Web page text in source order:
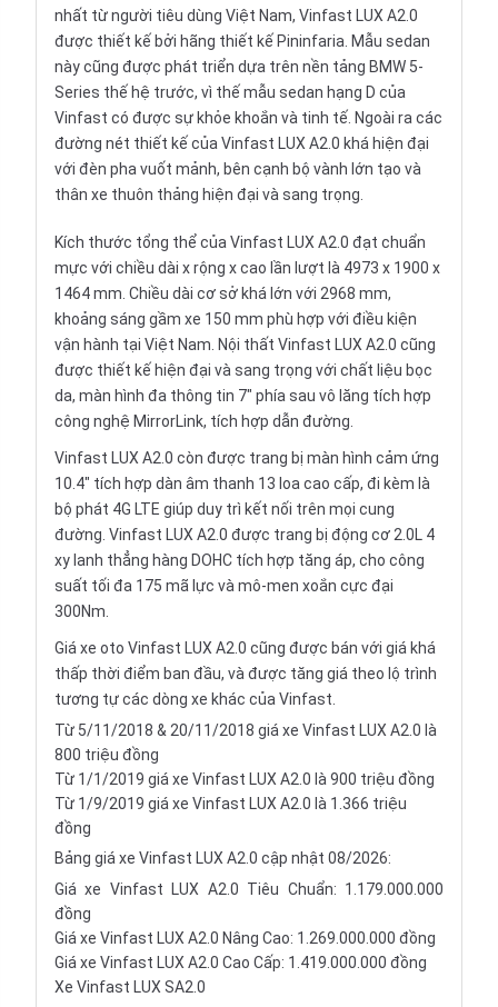
nhất từ người tiêu dùng Việt Nam, Vinfast LUX A2.0
được thiết kế bởi hãng thiết kế Pininfaria. Mẫu sedan
này cũng được phát triển dựa trên nền tảng BMW 5-
Series thế hệ trước, vì thế mẫu sedan hạng D của
Vinfast có được sự khỏe khoắn và tinh tế. Ngoài ra các
đường nét thiết kế của Vinfast LUX A2.0 khá hiện đại
với đèn pha vuốt mảnh, bên cạnh bộ vành lớn tạo và
thân xe thuôn thảng hiện đại và sang trọng.
Kích thước tổng thể của Vinfast LUX A2.0 đạt chuẩn
mực với chiều dài x rộng x cao lần lượt là 4973 x 1900 x
1464 mm. Chiều dài cơ sở khá lớn với 2968 mm,
khoảng sáng gầm xe 150 mm phù hợp với điều kiện
vận hành tại Việt Nam. Nội thất Vinfast LUX A2.0 cũng
được thiết kế hiện đại và sang trọng với chất liệu bọc
da, màn hình đa thông tin 7" phía sau vô lăng tích hợp
công nghệ MirrorLink, tích hợp dẫn đường.
Vinfast LUX A2.0 còn được trang bị màn hình cảm ứng
10.4" tích hợp dàn âm thanh 13 loa cao cấp, đi kèm là
bộ phát 4G LTE giúp duy trì kết nối trên mọi cung
đường. Vinfast LUX A2.0 được trang bị động cơ 2.0L 4
xy lanh thẳng hàng DOHC tích hợp tăng áp, cho công
suất tối đa 175 mã lực và mô-men xoắn cực đại
300Nm.
Giá xe oto Vinfast LUX A2.0 cũng được bán với giá khá
thấp thời điểm ban đầu, và được tăng giá theo lộ trình
tương tự các dòng xe khác của Vinfast.
Từ 5/11/2018 & 20/11/2018 giá xe Vinfast LUX A2.0 là
800 triệu đồng
Từ 1/1/2019 giá xe Vinfast LUX A2.0 là 900 triệu đồng
Từ 1/9/2019 giá xe Vinfast LUX A2.0 là 1.366 triệu
đồng
Bảng giá xe Vinfast LUX A2.0 cập nhật 08/2026:
Giá xe Vinfast LUX A2.0 Tiêu Chuẩn: 1.179.000.000
đồng
Giá xe Vinfast LUX A2.0 Nâng Cao: 1.269.000.000 đồng
Giá xe Vinfast LUX A2.0 Cao Cấp: 1.419.000.000 đồng
Xe Vinfast LUX SA2.0